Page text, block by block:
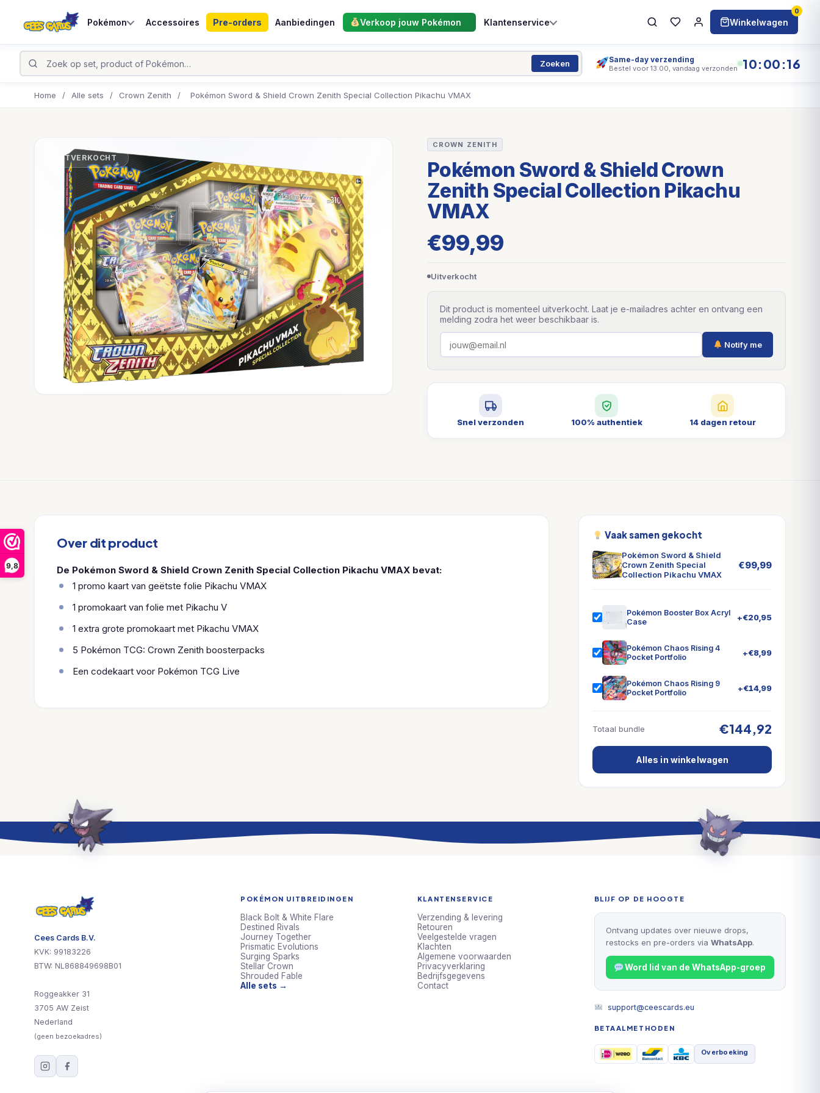
9,8
Pokémon Accessoires Pre-orders Aanbiedingen Verkoop jouw Pokémon Klantenservice Winkelwagen
0
Zoeken Same-day verzending
Bestel voor 13:00, vandaag verzonden 10:00:15
Home / Alle sets / Crown Zenith / Pokémon Sword & Shield Crown Zenith Special Collection Pikachu VMAX
UITVERKOCHT
CROWN ZENITH
Pokémon Sword & Shield Crown
Zenith Special Collection Pikachu
VMAX
€99,99
Uitverkocht
Dit product is momenteel uitverkocht. Laat je e-mailadres achter en ontvang een
melding zodra het weer beschikbaar is.
Notify me
Snel verzonden 100% authentiek 14 dagen retour
Over dit product
De Pokémon Sword & Shield Crown Zenith Special Collection Pikachu VMAX bevat:
1 promo kaart van geëtste folie Pikachu VMAX
1 promokaart van folie met Pikachu V
1 extra grote promokaart met Pikachu VMAX
5 Pokémon TCG: Crown Zenith boosterpacks
Een codekaart voor Pokémon TCG Live
Vaak samen gekocht
Pokémon Sword & Shield
Crown Zenith Special
Collection Pikachu VMAX
€99,99
Pokémon Booster Box Acryl
Case
+€20,95
Pokémon Chaos Rising 4
Pocket Portfolio
+€8,99
Pokémon Chaos Rising 9
Pocket Portfolio
+€14,99
Totaal bundle €144,92
Alles in winkelwagen
Cees Cards B.V.
KVK: 99183226
BTW: NL868849698B01
Roggeakker 31
3705 AW Zeist
Nederland
(geen bezoekadres)
POKÉMON UITBREIDINGEN
Black Bolt & White Flare
Destined Rivals
Journey Together
Prismatic Evolutions
Surging Sparks
Stellar Crown
Shrouded Fable
Alle sets →
KLANTENSERVICE
Verzending & levering
Retouren
Veelgestelde vragen
Klachten
Algemene voorwaarden
Privacyverklaring
Bedrijfsgegevens
Contact
BLIJF OP DE HOOGTE
Ontvang updates over nieuwe drops,
restocks en pre-orders via WhatsApp.
Word lid van de WhatsApp-groep
support@ceescards.eu
BETAALMETHODEN
Overboeking